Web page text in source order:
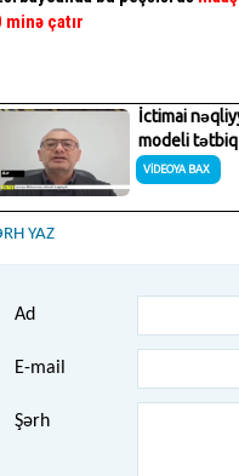
minə çatır
YAZ
Ad
E-mail
Şərh